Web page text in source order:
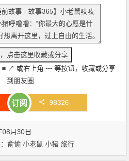
≡ ↗ 或右上角 ┅ 等按钮，收藏或分享
到朋友圈
订阅 98326
月30日
俞愉 小老鼠 小猪 旅行